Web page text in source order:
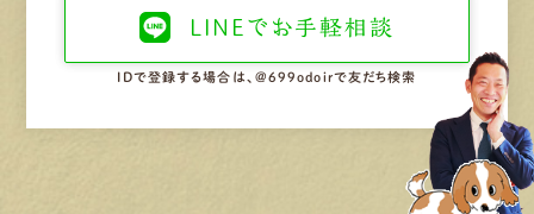
LINEで お手軽相談
IDで登録する場合は、@699odoirで友だち検索